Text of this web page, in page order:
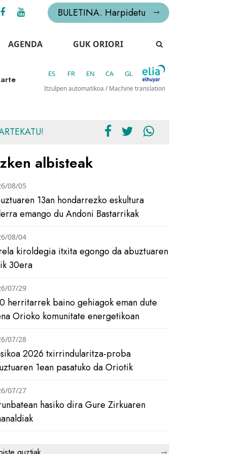
BULETINA. Harpidetu
AGENDA GUK ORIORI
ES FR EN CA GL
Itzulpen automatikoa / Machine translation
albisteak
13an hondarrezko eskultura
emango du Andoni Bastarrikak
08/05
kiroldegia itxita egongo da abuztuaren
30era
08/04
herritarrek baino gehiagok eman dute
Orioko komunitate energetikoan
07/29
2026 txirrindularitza-proba
1ean pasatuko da Oriotik
07/28
hasiko dira Gure Zirkuaren
07/27